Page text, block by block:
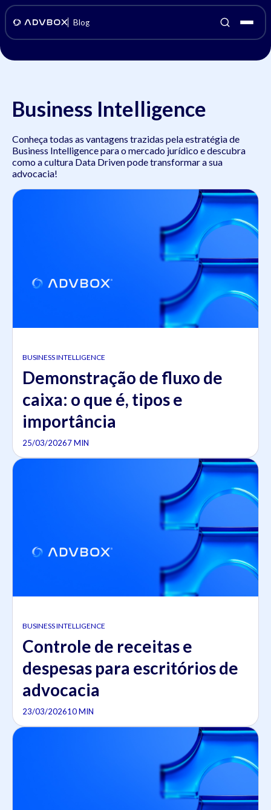
Blog
Business Intelligence
Conheça todas as vantagens trazidas pela estratégia de
Business Intelligence para o mercado jurídico e descubra
como a cultura Data Driven pode transformar a sua
advocacia!
BUSINESS INTELLIGENCE
Demonstração de fluxo de
caixa: o que é, tipos e
importância
25/03/20267 MIN
BUSINESS INTELLIGENCE
Controle de receitas e
despesas para escritórios de
advocacia
23/03/202610 MIN